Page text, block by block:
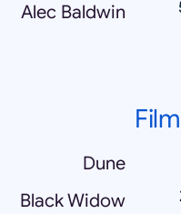
Alec Baldwin
Film
Dune
Black Widow